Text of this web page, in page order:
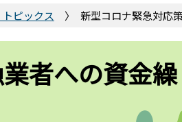
ピックス 新型コロナ緊急対応
者への資金